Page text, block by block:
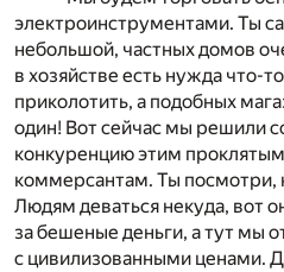
электроинструментами. Ты
небольшой, частных домов
в хозяйстве есть нужда что-
приколотить, а подобных
один! Вот сейчас мы решили
конкуренцию этим
коммерсантам. Ты посмотри,
Людям деваться некуда, вот
за бешеные деньги, а тут мы
с цивилизованными ценами.